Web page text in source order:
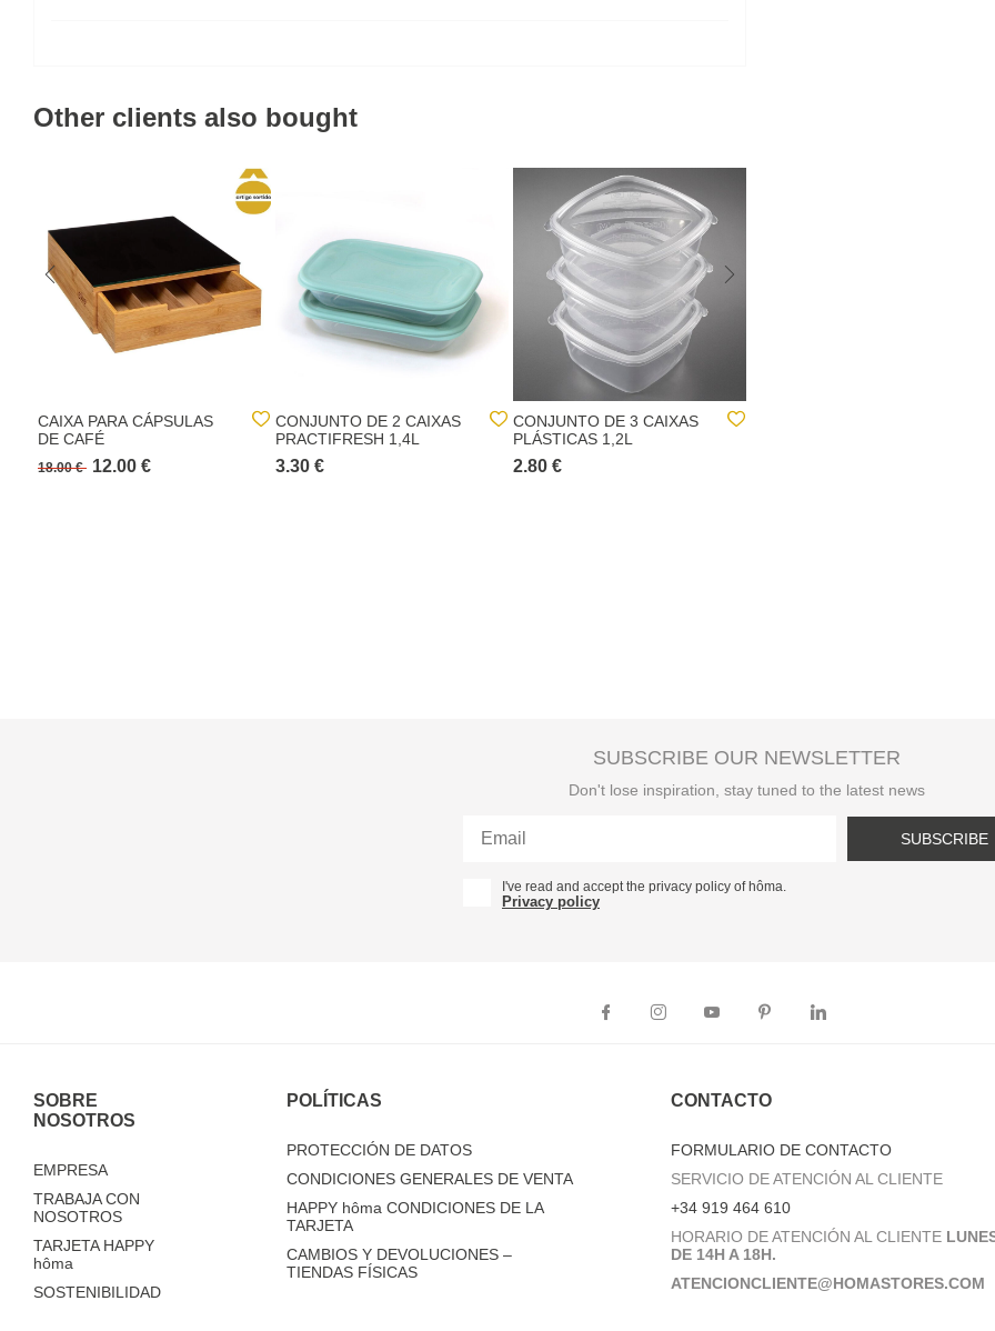
Other clients also bought
CAIXA PARA CÁPSULAS
DE CAFÉ
18.00 € 12.00 €
CONJUNTO DE 2 CAIXAS
PRACTIFRESH 1,4L
3.30 €
CONJUNTO DE 3 CAIXAS
PLÁSTICAS 1,2L
2.80 €
SUBSCRIBE OUR NEWSLETTER
Don't lose inspiration, stay tuned to the latest news
SUBSCRIBE
I've read and accept the privacy policy of hôma.
Privacy policy
SOBRE
NOSOTROS
EMPRESA
TRABAJA CON
NOSOTROS
TARJETA HAPPY
hôma
SOSTENIBILIDAD
POLÍTICAS
PROTECCIÓN DE DATOS
CONDICIONES GENERALES DE VENTA
HAPPY hôma CONDICIONES DE LA
TARJETA
CAMBIOS Y DEVOLUCIONES –
TIENDAS FÍSICAS
CONTACTO
FORMULARIO DE CONTACTO
SERVICIO DE ATENCIÓN AL CLIENTE
+34 919 464 610
HORARIO DE ATENCIÓN AL CLIENTE
DE 14H A 18H.
ATENCIONCLIENTE@HOMASTORES.COM